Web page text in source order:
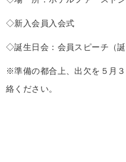
◇新入会員入会式
◇誕生日会：会員スピーチ（
※準備の都合上、出欠を５月
絡ください。